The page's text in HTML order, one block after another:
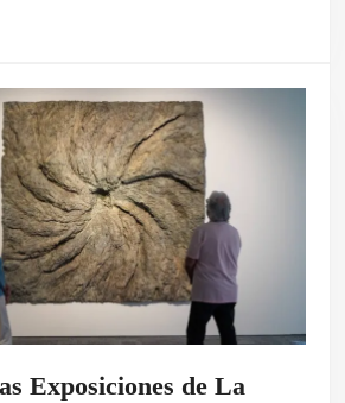
Exposiciones de La